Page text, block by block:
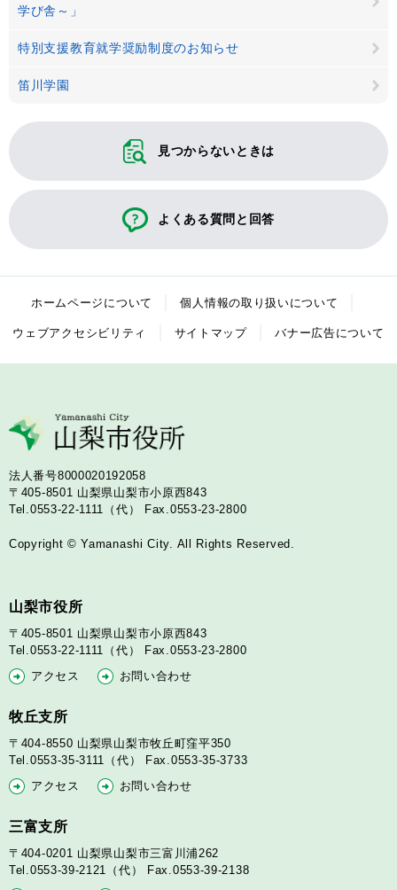
学び舎～」
特別支援教育就学奨励制度のお知らせ
笛川学園
見つからないときは
よくある質問と回答
ホームページについて 個人情報の取り扱いについて
ウェブアクセシビリティ サイトマップ バナー広告について
法人番号8000020192058
〒405-8501 山梨県山梨市小原西843
Tel.0553-22-1111（代）
Fax.0553-23-2800
Copyright © Yamanashi City. All Rights Reserved.
山梨市役所
〒405-8501 山梨県山梨市小原西843
Tel.0553-22-1111（代）
Fax.0553-23-2800
アクセス
お問い合わせ
牧丘支所
〒404-8550 山梨県山梨市牧丘町窪平350
Tel.0553-35-3111（代）
Fax.0553-35-3733
アクセス
お問い合わせ
三富支所
〒404-0201 山梨県山梨市三富川浦262
Tel.0553-39-2121（代）
Fax.0553-39-2138